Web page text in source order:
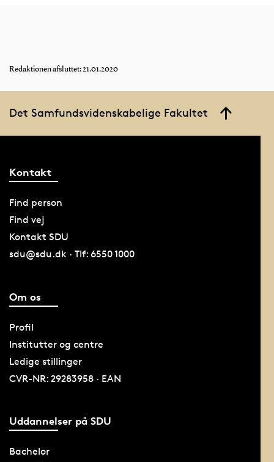
Redaktionen afsluttet: 21.01.2020
Det Samfundsvidenskabelige Fakultet
Kontakt
Find person
Find vej
Kontakt SDU
sdu@sdu.dk · Tlf: 6550 1000
Om os
Profil
Institutter og centre
Ledige stillinger
CVR-NR: 29283958 · EAN
Uddannelser på SDU
Bachelor